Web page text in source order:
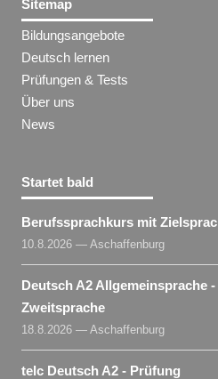
Sitemap
Bildungsangebote
Deutsch lernen
Prüfungen & Tests
Über uns
News
Startet bald
Berufssprachkurs mit
10.8.2026 — Aschaffenburg
Deutsch A2 Allgemeinsprache
Zweitsprache
18.8.2026 — Aschaffenburg
telc Deutsch A2 - Prüfung